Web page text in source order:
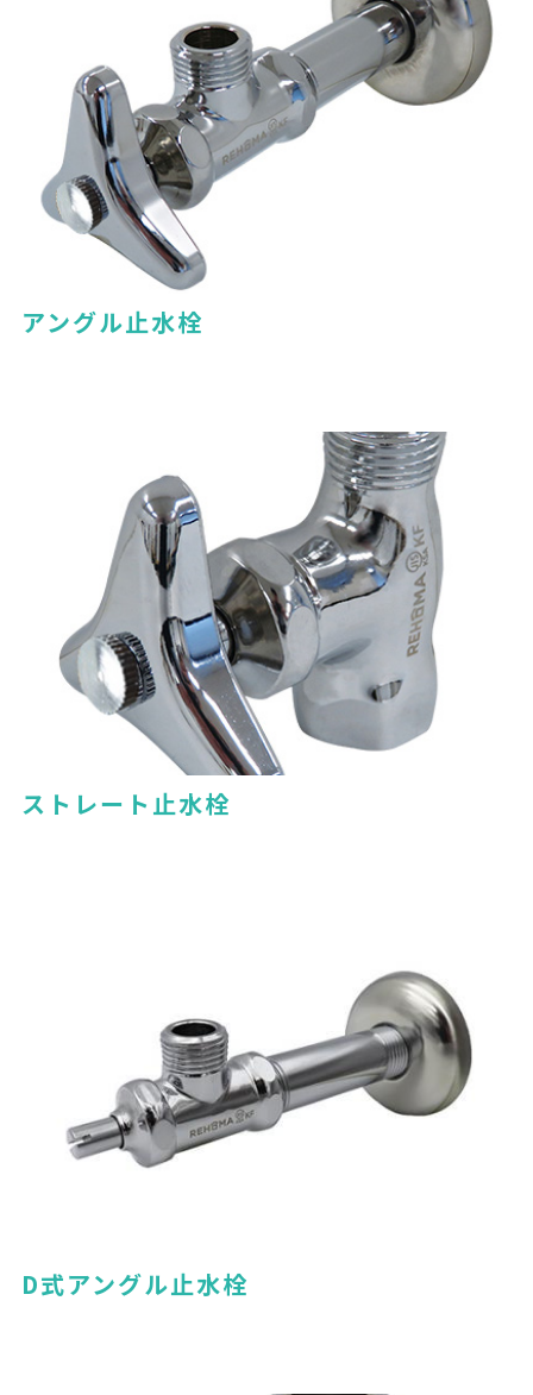
アングル止水栓
ストレート止水栓
D式アングル止水栓